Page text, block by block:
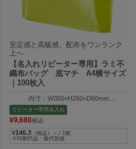
安定感と高級感、配布をワンランク
上へ
【名入れリピーター専用】ラミ不
織布バッグ 底マチ A4横サイズ
｜100枚入
内寸：W350×H260×D60mm
外寸：W410×H260×D60mm
リピーター専用名入れ
¥9,680税込
¥146.3 （税込）～ ⁄ 1枚
※印刷代込・版代別途